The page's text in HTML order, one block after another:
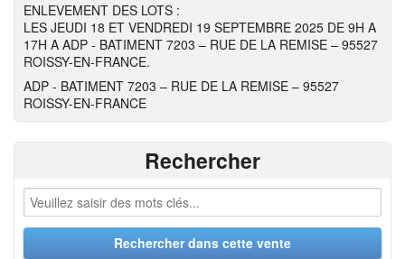
ENLEVEMENT DES LOTS :
LES JEUDI 18 ET VENDREDI 19 SEPTEMBRE 2025 DE 9H A
17H A ADP - BATIMENT 7203 – RUE DE LA REMISE – 95527
ROISSY-EN-FRANCE.
ADP - BATIMENT 7203 – RUE DE LA REMISE – 95527
ROISSY-EN-FRANCE
Rechercher